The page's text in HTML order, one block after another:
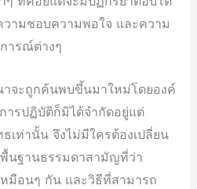
ามชอบความพอใจ และความ
ารณ์ต่างๆ
จะถูกค้นพบขึ้นมาใหม่โดยองค์
ารปฏิบัติก็มิได้จำกัดอยู่แต่
เท่านั้น จึงไม่มีใครต้องเปลี่ยน
นฐานธรรมดาสามัญที่ว่า
มือนๆ กัน และวิธีที่สามารถ